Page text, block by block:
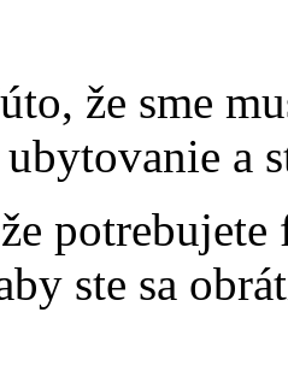
že sme
ubytovanie a
ste sa